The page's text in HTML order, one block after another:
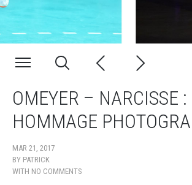
OMEYER – NARCISSE :
HOMMAGE
MAR 21, 2017
BY PATRICK
WITH NO COMMENTS